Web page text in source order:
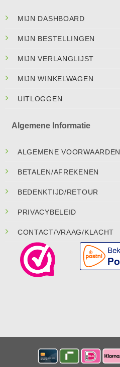
MIJN DASHBOARD
MIJN BESTELLINGEN
MIJN VERLANGLIJST
MIJN WINKELWAGEN
UITLOGGEN
Algemene Informatie
ALGEMENE VOORWAARDEN
BETALEN/AFREKENEN
BEDENKTIJD/RETOUR
PRIVACYBELEID
CONTACT/VRAAG/KLACHT